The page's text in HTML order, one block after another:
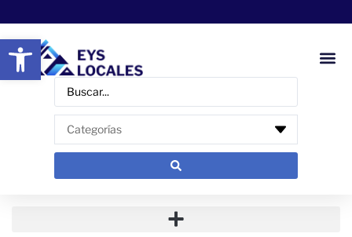
Abrir barra de herramientas